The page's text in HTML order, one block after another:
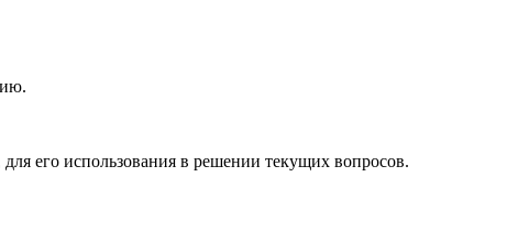
его использования в решении текущих вопросов.